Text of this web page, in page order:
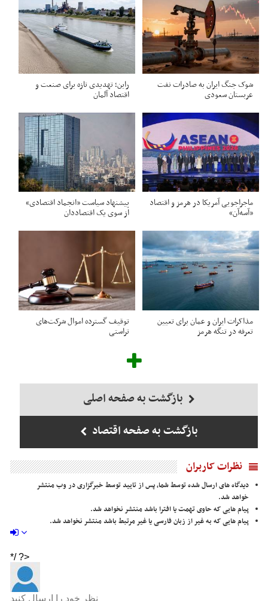
شوک جنگ ایران به صادرات نفت
عربستان سعودی
راین؛ تهدیدی تازه برای صنعت و
اقتصاد آلمان
ماجراجویی آمریکا در هرمز و اقتصاد
«آسه‌آن»
پیشنهاد سیاست «انجماد اقتصادی»
از سوی یک اقتصاددان
مذاکرات ایران و عمان برای تعیین
تعرفه در تنگه هرمز
توقیف گسترده اموال شرکت‌های
تراستی
بازگشت به صفحه اصلی
بازگشت به صفحه اقتصاد
نظرات کاربران
دیدگاه های ارسال شده توسط شما، پس از تایید توسط خبرگزاری در وب منتشر
خواهد شد.
پیام هایی که حاوی تهمت یا افترا باشد منتشر نخواهد شد.
پیام هایی که به غیر از زبان فارسی یا غیر مرتبط باشد منتشر نخواهد شد.